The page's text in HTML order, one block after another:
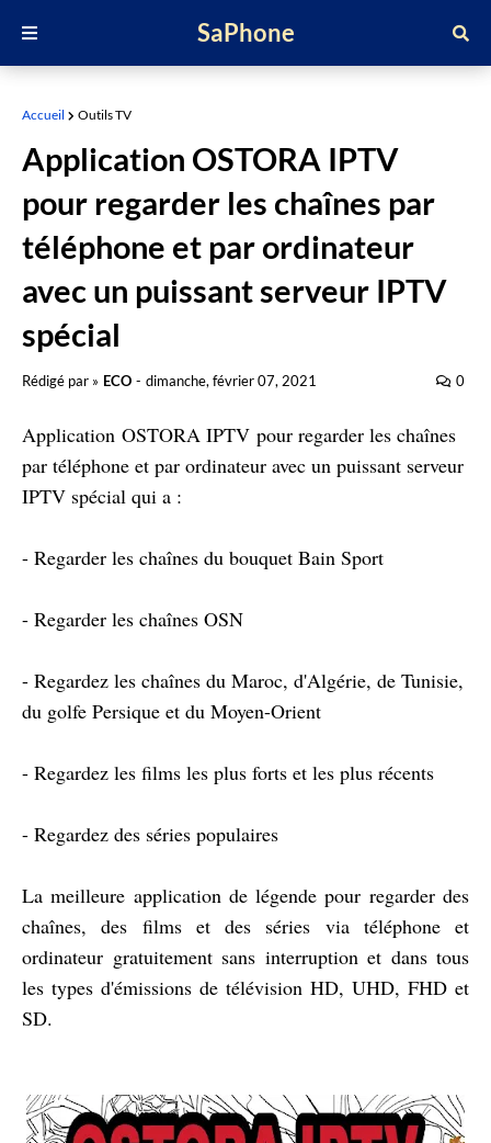
SaPhone
Accueil Outils TV
Application OSTORA IPTV
pour regarder les chaînes par
téléphone et par ordinateur
avec un puissant serveur IPTV
spécial
Rédigé par » ECO - dimanche, février 07, 2021 0
Application OSTORA IPTV pour regarder les chaînes
par téléphone et par ordinateur avec un puissant serveur
IPTV spécial qui a :
- Regarder les chaînes du bouquet Bain Sport
- Regarder les chaînes OSN
- Regardez les chaînes du Maroc, d'Algérie, de Tunisie,
du golfe Persique et du Moyen-Orient
- Regardez les films les plus forts et les plus récents
- Regardez des séries populaires
La meilleure application de légende pour regarder des
chaînes, des films et des séries via téléphone et
ordinateur gratuitement sans interruption et dans tous
les types d'émissions de télévision HD, UHD, FHD et
SD.